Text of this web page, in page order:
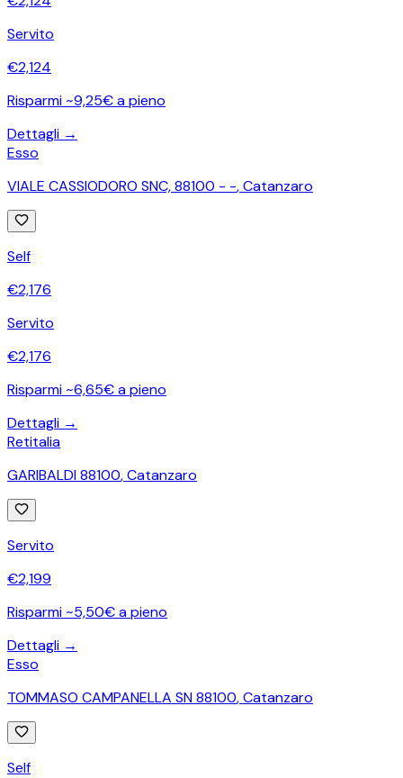
Servito
€2,124
Risparmi ~9,25€ a pieno
Dettagli →
Esso
VIALE CASSIODORO SNC, 88100 - -,Catanzaro
Self
€2,176
Servito
€2,176
Risparmi ~6,65€ a pieno
Dettagli →
Retitalia
GARIBALDI 88100,Catanzaro
Servito
€2,199
Risparmi ~5,50€ a pieno
Dettagli →
Esso
TOMMASO CAMPANELLA SN 88100,Catanzaro
Self